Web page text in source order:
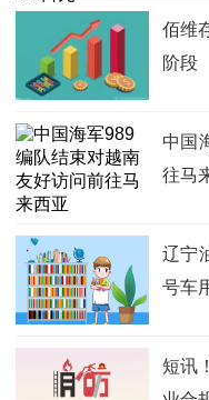
佰维
阶段
中国
往马
辽宁
号车
短讯